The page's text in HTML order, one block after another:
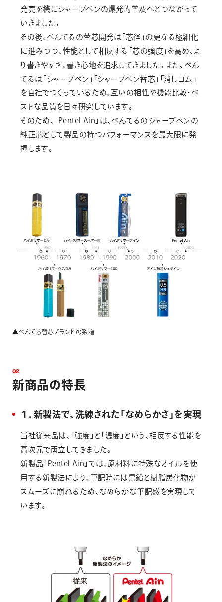
発売を機にシャープペンの爆発的普及へとつながって
いきました。
その後、ぺんてるの替芯開発は「芯径」の更なる極細化
に進みつつ、性能として相反する「芯の強度」を高め、よ
り書きやすさ、書き心地を追求してきました。また、ぺん
てるは「シャープペン」「シャープペン替芯」「消しゴム」
を自社でつくっているため、互いの相性や機能比較・ベ
ストな品質を日々研究しています。
そのため、「Pentel Ain」は、ぺんてるのシャープペンの
純正芯として製品の持つパフォーマンスを最大限に発
揮します。
▲ぺんてる替芯ブランドの系譜
02
新商品の特長
１．新製法で、洗練された「なめらかさ」を実現
当社従来品は、「強度」と「濃度」という、相反する性能を
高次元で両立してきました。
新製品「Pentel Ain」では、原材料に特殊なオイルを使
用する新製法により、筆記時には黒鉛と樹脂炭化物が
スムーズに崩れるため、なめらかな筆記感を実現して
います。